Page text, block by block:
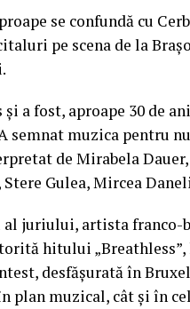
se confundă cu
pe scena de la
a fost, aproape 30 de
semnat muzica pentru
de Mirabela
Gulea, Mircea
juriului, artista franco-
hitului „Breathless”,
desfăşurată în
plan muzical, cât şi în